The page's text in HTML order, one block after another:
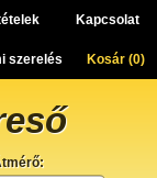
Kapcsolat
szerelés Kosár (0)